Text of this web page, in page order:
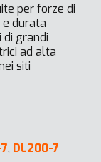
per forze di
durata
grandi
ad alta
siti
, DL200-7